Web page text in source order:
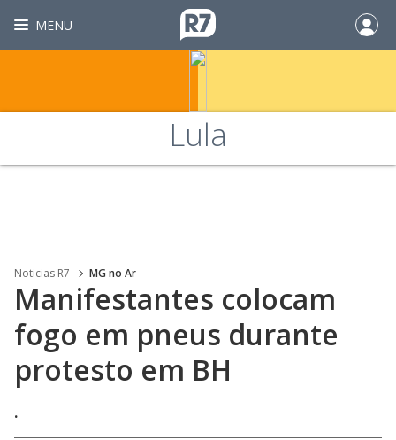
MENU
Lula
Noticias R7 MG no Ar
Manifestantes colocam
fogo em pneus durante
protesto em BH
.